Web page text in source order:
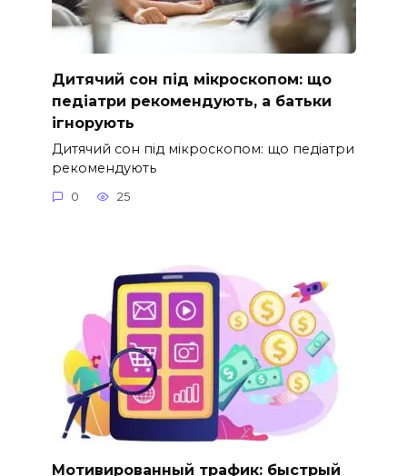
Дитячий сон під мікроскопом: що
педіатри рекомендують, а батьки
ігнорують
Дитячий сон під мікроскопом: що педіатри
рекомендують
0 25
Мотивированный трафик: быстрый